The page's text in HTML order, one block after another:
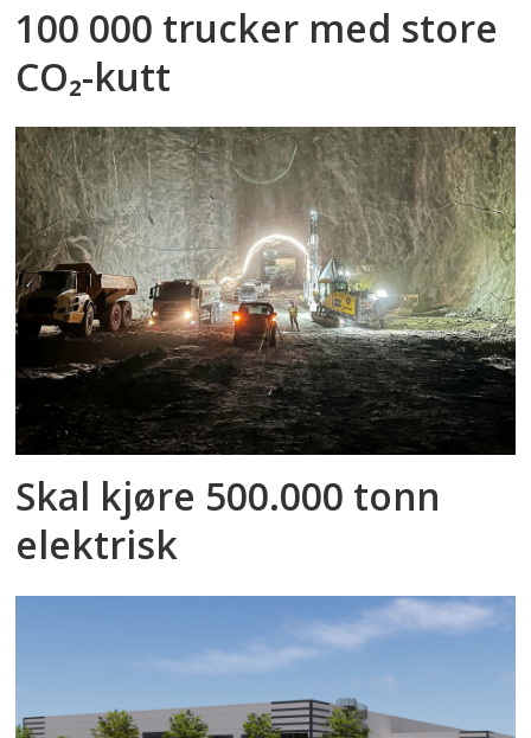
100 000 trucker med store
CO₂-kutt
Skal kjøre 500.000 tonn
elektrisk